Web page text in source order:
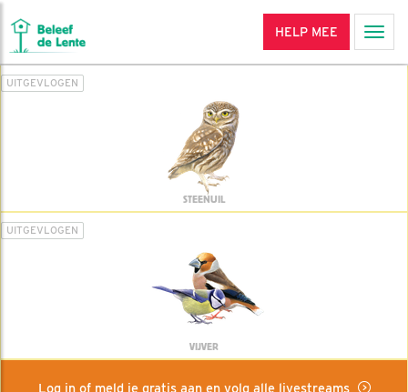
HELP MEE
UITGEVLOGEN
STEENUIL
UITGEVLOGEN
VIJVER
Log in of meld je gratis aan en volg alle livestreams